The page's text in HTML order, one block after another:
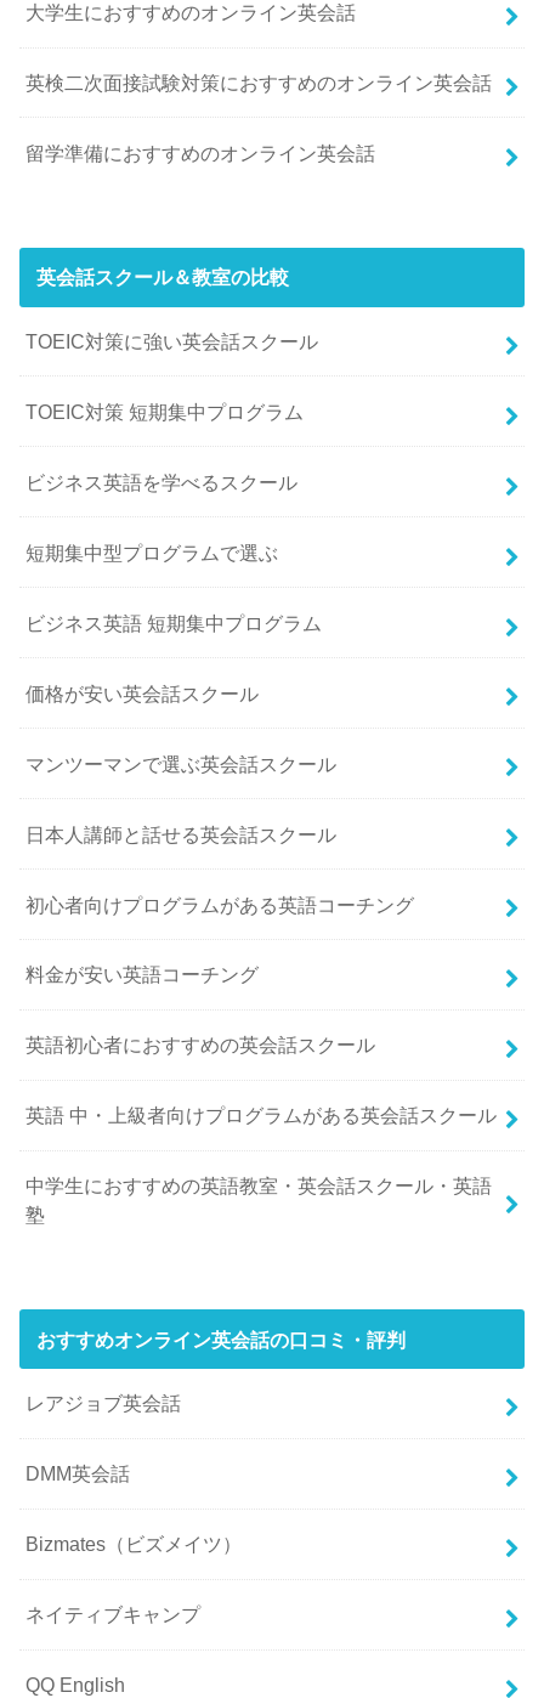
大学生におすすめのオンライン英会話
英検二次面接試験対策におすすめのオンライン英会話
留学準備におすすめのオンライン英会話
英会話スクール＆教室の比較
TOEIC対策に強い英会話スクール
TOEIC対策 短期集中プログラム
ビジネス英語を学べるスクール
短期集中型プログラムで選ぶ
ビジネス英語 短期集中プログラム
価格が安い英会話スクール
マンツーマンで選ぶ英会話スクール
日本人講師と話せる英会話スクール
初心者向けプログラムがある英語コーチング
料金が安い英語コーチング
英語初心者におすすめの英会話スクール
英語 中・上級者向けプログラムがある英会話スクール
中学生におすすめの英語教室・英会話スクール・英語
塾
おすすめオンライン英会話の口コミ・評判
レアジョブ英会話
DMM英会話
Bizmates（ビズメイツ）
ネイティブキャンプ
QQ English